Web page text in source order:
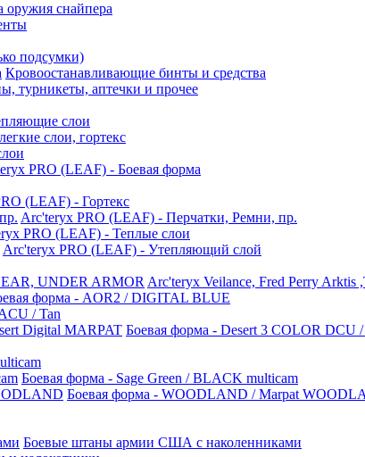
оружия снайпера
подсумки)
Кровоостанавливающие бинты и средства
турникеты, аптечки и прочее
слои
слои, гортекс
PRO (LEAF) - Боевая форма
(LEAF) - Гортекс
Arc'teryx PRO (LEAF) - Перчатки, Ремни, пр.
PRO (LEAF) - Теплые слои
Arc'teryx PRO (LEAF) - Утепляющий слой
Arc'teryx Veilance, Fred Perry
форма - AOR2 / DIGITAL BLUE
/ Tan
Боевая форма - Desert 3 COLOR DCU
Боевая форма - Sage Green / BLACK multicam
Боевая форма - WOODLAND / Marpat
Боевые штаны армии США с наколенниками